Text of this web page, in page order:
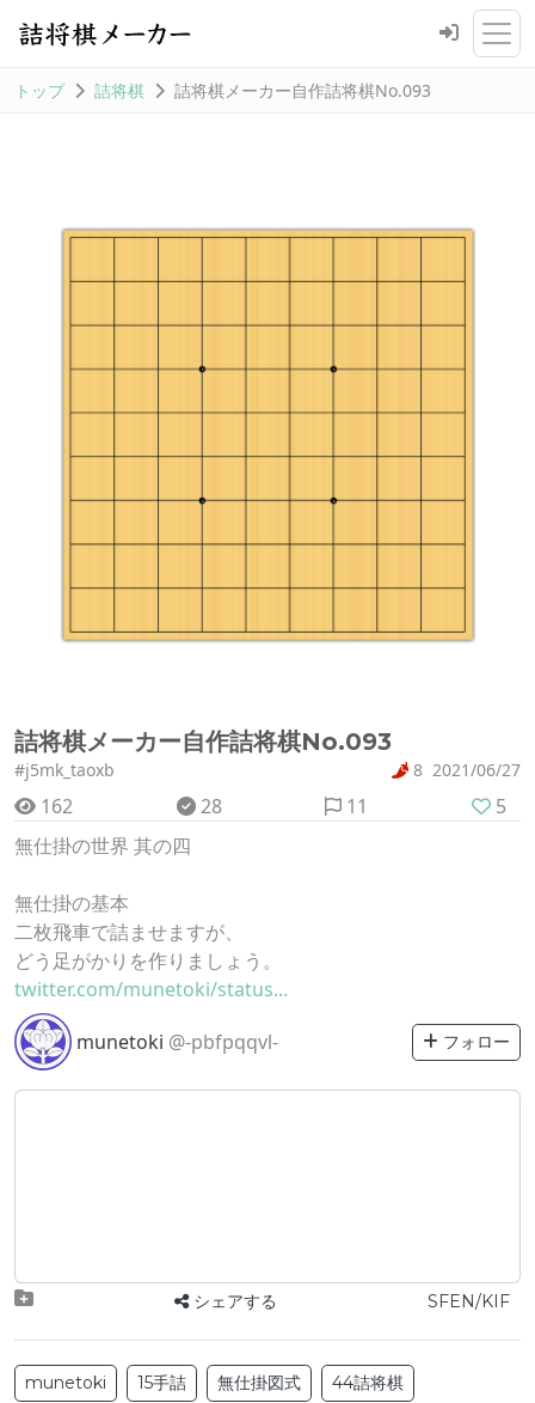
トップ 詰将棋 詰将棋メーカー自作詰将棋No.093
詰将棋メーカー自作詰将棋No.093
#j5mk_taoxb 8 2021/06/27
162 28 11
5
無仕掛の世界 其の四
無仕掛の基本
二枚飛車で詰ませますが、
どう足がかりを作りましょう。
twitter.com/munetoki/status...
munetoki @-pbfpqqvl- フォロー
シェアする SFEN/KIF
munetoki 15手詰 無仕掛図式 44詰将棋